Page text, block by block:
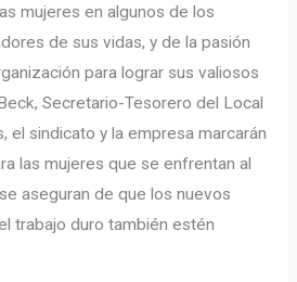
mujeres en algunos de los
de sus vidas, y de la pasión
para lograr sus valiosos
Secretario-Tesorero del Local
el sindicato y la empresa marcarán
las mujeres que se enfrentan al
aseguran de que los nuevos
trabajo duro también estén